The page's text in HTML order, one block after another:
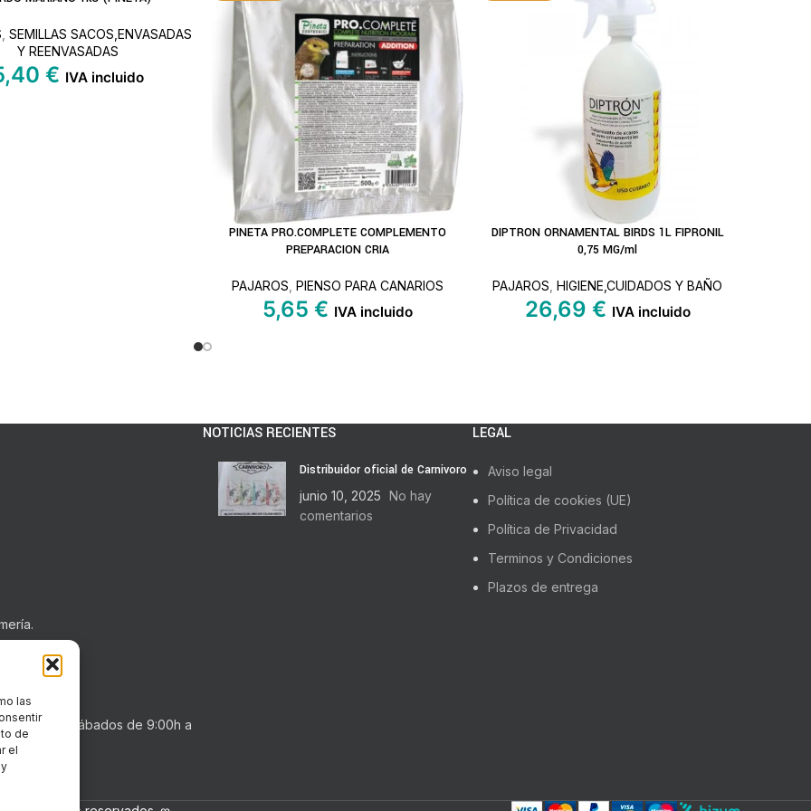
las
de
el
SEMILLAS SACOS,ENVASADAS
Y REENVASADAS
€ IVA incluido
LEER MÁS
PINETA PRO.COMPLETE COMPLEMENTO
PREPARACION CRIA
PAJAROS PIENSO PARA CANARIOS
5,65 € IVA incluido
LEER MÁS
DIPTRON ORNAMENTAL BIRDS 1L FIPRONIL
0,75 MG/ml
PAJAROS HIGIENE,CUIDADOS Y BAÑO
26,69 € IVA incluido
a 20:30h . Sábados de 9:00h a
NOTICIAS RECIENTES
Distribuidor oficial de Carnivoro
junio 10, 2025 No hay
comentarios
LEGAL
Aviso legal
Política de cookies (UE)
Política de Privacidad
Terminos y Condiciones
Plazos de entrega